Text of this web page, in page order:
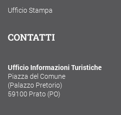
Ufficio Stampa
CONTATTI
Ufficio Informazioni Turistiche
Piazza del Comune
(Palazzo Pretorio)
59100 Prato (PO)